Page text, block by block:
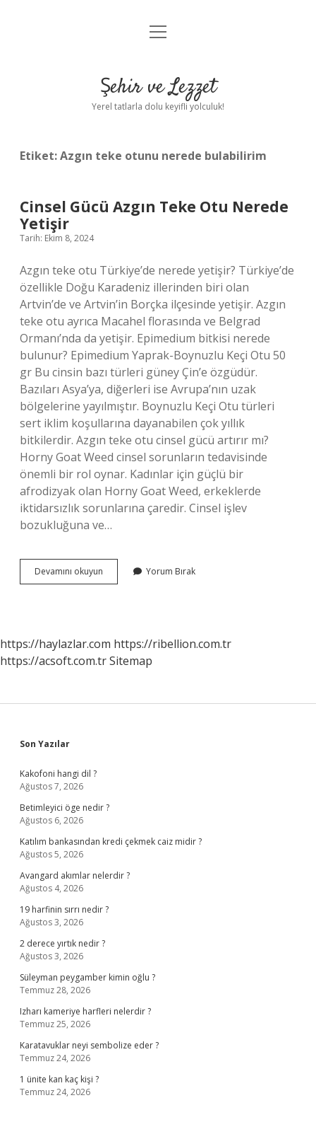
Anasayfa
Yasal Uyarı
menüyü
Şehir ve Lezzet
Yerel tatlarla dolu keyifli yolculuk!
Etiket:Azgın teke otunu nerede bulabilirim
Cinsel Gücü Azgın Teke Otu Nerede
Yetişir
Tarih: Ekim 8, 2024
Azgın teke otu Türkiye’de nerede yetişir? Türkiye’de
özellikle Doğu Karadeniz illerinden biri olan
Artvin’de ve Artvin’in Borçka ilçesinde yetişir. Azgın
teke otu ayrıca Macahel florasında ve Belgrad
Ormanı’nda da yetişir. Epimedium bitkisi nerede
bulunur? Epimedium Yaprak-Boynuzlu Keçi Otu 50
gr Bu cinsin bazı türleri güney Çin’e özgüdür.
Bazıları Asya’ya, diğerleri ise Avrupa’nın uzak
bölgelerine yayılmıştır. Boynuzlu Keçi Otu türleri
sert iklim koşullarına dayanabilen çok yıllık
bitkilerdir. Azgın teke otu cinsel gücü artırır mı?
Horny Goat Weed cinsel sorunların tedavisinde
önemli bir rol oynar. Kadınlar için güçlü bir
afrodizyak olan Horny Goat Weed, erkeklerde
iktidarsızlık sorunlarına çaredir. Cinsel işlev
bozukluğuna ve…
Devamını okuyun
Gücü
Yetişir
Yorum Bırak
https://haylazlar.com https://ribellion.com.tr
https://acsoft.com.trSitemap
Sidebar
Son Yazılar
Kakofoni hangi dil ?
Ağustos 7, 2026
Betimleyici öge nedir ?
Ağustos 6, 2026
Katılım bankasından kredi çekmek caiz midir ?
Ağustos 5, 2026
Avangard akımlar nelerdir ?
Ağustos 4, 2026
19 harfinin sırrı nedir ?
Ağustos 3, 2026
2 derece yırtık nedir ?
Ağustos 3, 2026
Süleyman peygamber kimin oğlu ?
Temmuz 28, 2026
Izharı kameriye harfleri nelerdir ?
Temmuz 25, 2026
Karatavuklar neyi sembolize eder ?
Temmuz 24, 2026
1 ünite kan kaç kişi ?
Temmuz 24, 2026